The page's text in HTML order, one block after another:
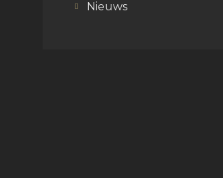
Nieuws